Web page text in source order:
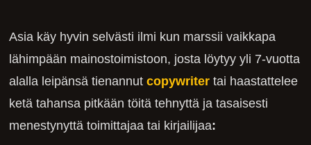
Asia käy hyvin selvästi ilmi kun marssii vaikkapa
lähimpään mainostoimistoon, josta löytyy yli 7-vuotta
alalla leipänsä tienannutcopywriter tai haastattelee
ketä tahansa pitkään töitä tehnyttä ja tasaisesti
menestynyttä toimittajaa tai kirjailijaa: